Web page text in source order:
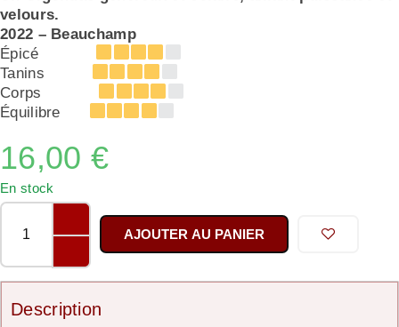
velours.
2022 – Beauchamp
Épicé
Tanins
Corps
Équilibre
16,00 €
En stock
AJOUTER AU PANIER
Description